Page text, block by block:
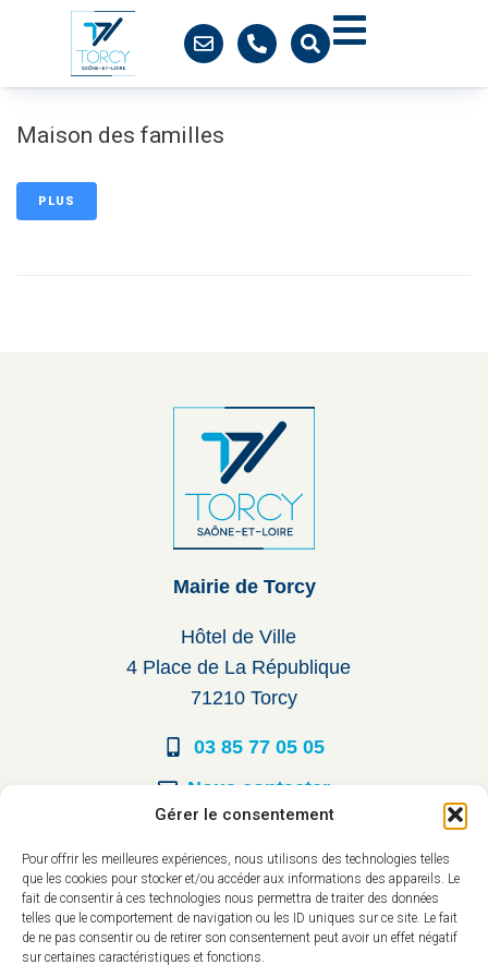
Gérer le consentement
Pour offrir les meilleures expériences, nous utilisons des technologies telles
que les cookies pour stocker et/ou accéder aux informations des appareils. Le
fait de consentir à ces technologies nous permettra de traiter des données
telles que le comportement de navigation ou les ID uniques sur ce site. Le fait
de ne pas consentir ou de retirer son consentement peut avoir un effet négatif
sur certaines caractéristiques et fonctions.
Maison des familles
PLUS
Mairie de Torcy
Hôtel de Ville
4 Place de La République
71210 Torcy
03 85 77 05 05
Nous contacter
Du lundi au vendredi :
8h30 à 12h00